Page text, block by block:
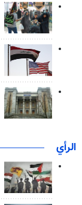
الرأي